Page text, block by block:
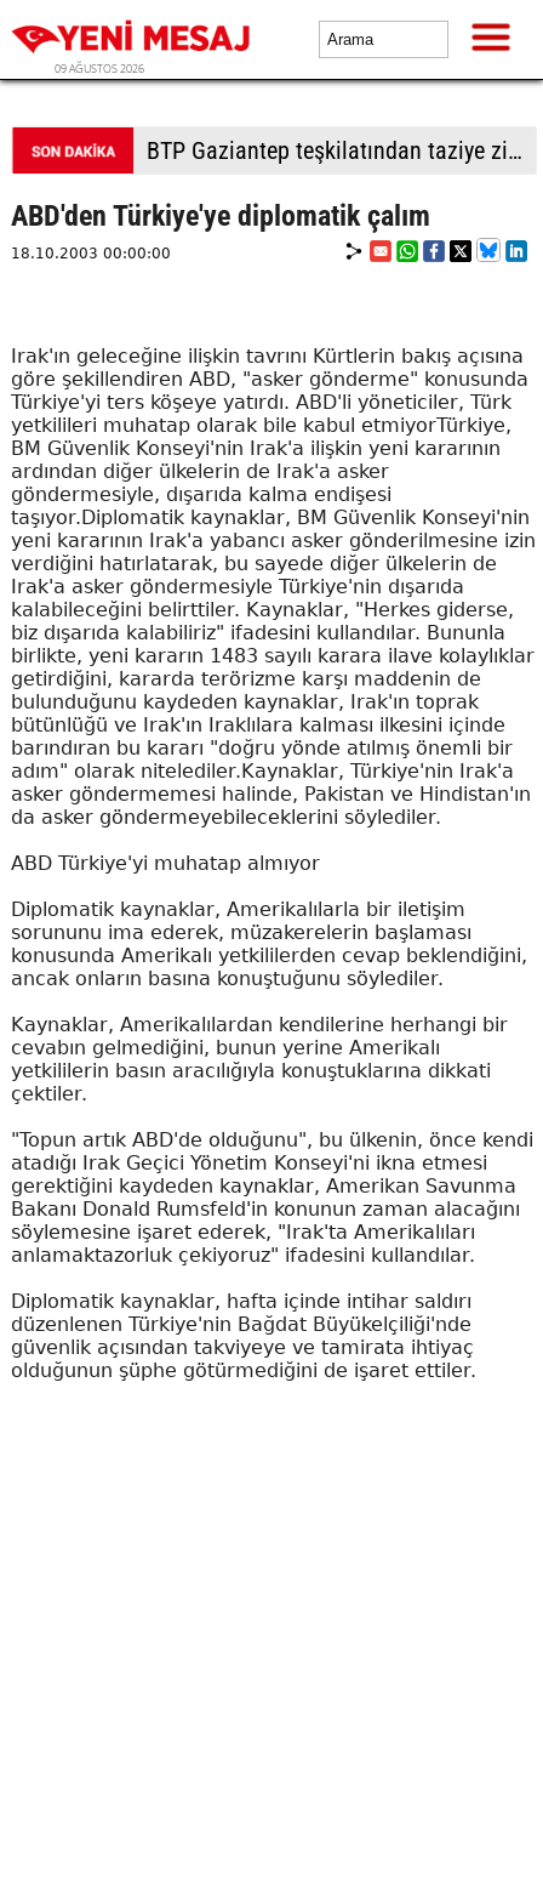
09 AĞUSTOS 2026
BTP Denizli'den Merkezefendi'de saha çalışması
ABD'den Türkiye'ye diplomatik çalım
18.10.2003 00:00:00
Irak'ın geleceğine ilişkin tavrını Kürtlerin bakış açısına
göre şekillendiren ABD, "asker gönderme" konusunda
Türkiye'yi ters köşeye yatırdı. ABD'li yöneticiler, Türk
yetkilileri muhatap olarak bile kabul etmiyorTürkiye,
BM Güvenlik Konseyi'nin Irak'a ilişkin yeni kararının
ardından diğer ülkelerin de Irak'a asker
göndermesiyle, dışarıda kalma endişesi
taşıyor.Diplomatik kaynaklar, BM Güvenlik Konseyi'nin
yeni kararının Irak'a yabancı asker gönderilmesine izin
verdiğini hatırlatarak, bu sayede diğer ülkelerin de
Irak'a asker göndermesiyle Türkiye'nin dışarıda
kalabileceğini belirttiler. Kaynaklar, "Herkes giderse,
biz dışarıda kalabiliriz" ifadesini kullandılar. Bununla
birlikte, yeni kararın 1483 sayılı karara ilave kolaylıklar
getirdiğini, kararda terörizme karşı maddenin de
bulunduğunu kaydeden kaynaklar, Irak'ın toprak
bütünlüğü ve Irak'ın Iraklılara kalması ilkesini içinde
barındıran bu kararı "doğru yönde atılmış önemli bir
adım" olarak nitelediler.Kaynaklar, Türkiye'nin Irak'a
asker göndermemesi halinde, Pakistan ve Hindistan'ın
da asker göndermeyebileceklerini söylediler.
ABD Türkiye'yi muhatap almıyor
Diplomatik kaynaklar, Amerikalılarla bir iletişim
sorununu ima ederek, müzakerelerin başlaması
konusunda Amerikalı yetkililerden cevap beklendiğini,
ancak onların basına konuştuğunu söylediler.
Kaynaklar, Amerikalılardan kendilerine herhangi bir
cevabın gelmediğini, bunun yerine Amerikalı
yetkililerin basın aracılığıyla konuştuklarına dikkati
çektiler.
"Topun artık ABD'de olduğunu", bu ülkenin, önce kendi
atadığı Irak Geçici Yönetim Konseyi'ni ikna etmesi
gerektiğini kaydeden kaynaklar, Amerikan Savunma
Bakanı Donald Rumsfeld'in konunun zaman alacağını
söylemesine işaret ederek, "Irak'ta Amerikalıları
anlamaktazorluk çekiyoruz" ifadesini kullandılar.
Diplomatik kaynaklar, hafta içinde intihar saldırı
düzenlenen Türkiye'nin Bağdat Büyükelçiliği'nde
güvenlik açısından takviyeye ve tamirata ihtiyaç
olduğunun şüphe götürmediğini de işaret ettiler.